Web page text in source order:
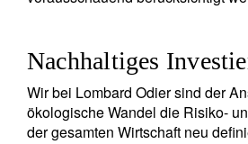
Nachhaltiges
Wir bei Lombard Odier sind der
ökologische Wandel die Risiko-
der gesamten Wirtschaft neu